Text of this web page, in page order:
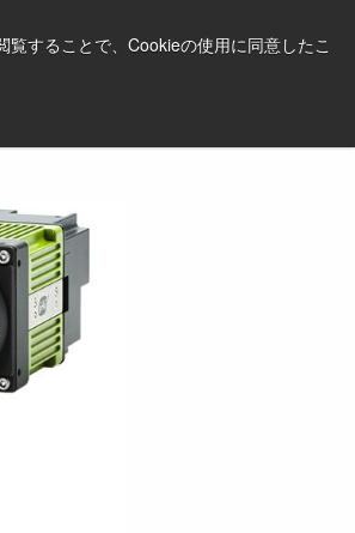
することで、Cookieの使用に同意したこ